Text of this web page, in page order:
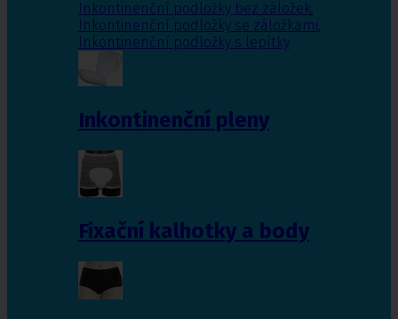
Inkontinenční podložky bez záložek,
Inkontinenční podložky se záložkami,
Inkontinenční podložky s lepítky
Inkontinenční pleny
Fixační kalhotky a body